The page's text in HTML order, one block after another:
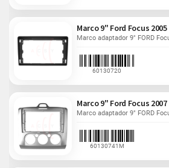
Marco 9" Ford Focus 2005
Marco adaptador 9" FORD
60130720
Marco 9" Ford Focus 2007
Marco adaptador 9" FORD
60130741M